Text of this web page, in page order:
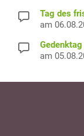
Tag des
am
am